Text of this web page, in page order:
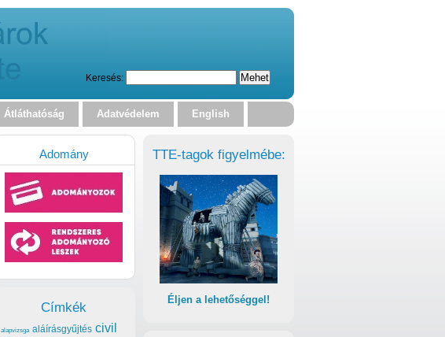
Keresés:
Átláthatóság Adatvédelem English
TTE-tagok figyelmébe:
Éljen a lehetőséggel!
Adomány
Címkék
alapvizsga aláírásgyűjtés civil